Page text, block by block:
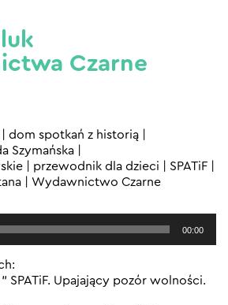
Czarne
dom spotkań z historią
Szymańska
przewodnik dla dzieci SPATiF
Wydawnictwo Czarne
00:00
SPATiF. Upajający pozór wolności.